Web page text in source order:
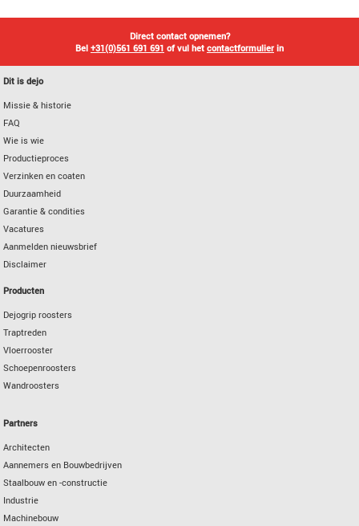
Direct contact opnemen?
Bel +31(0)561 691 691 of vul het contactformulier in
Dit is dejo
Missie & historie
FAQ
Wie is wie
Productieproces
Verzinken en coaten
Duurzaamheid
Garantie & condities
Vacatures
Aanmelden nieuwsbrief
Disclaimer
Producten
Dejogrip roosters
Traptreden
Vloerrooster
Schoepenroosters
Wandroosters
Partners
Architecten
Aannemers en Bouwbedrijven
Staalbouw en -constructie
Industrie
Machinebouw